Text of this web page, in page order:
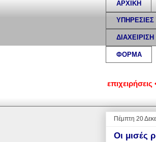
ΑΡΧΙΚΗ
ΥΠΗΡΕΣΙΕΣ
ΦΟΡΜΑ
νοικοκυριά και επιχειρήσεις •
Πέμπτη 20
Οι μισές